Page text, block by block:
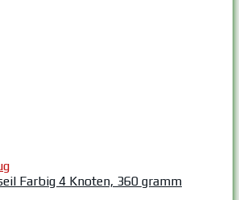
Farbig 4 Knoten, 360 gramm